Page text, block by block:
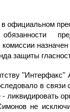
официальном
комиссии
защиты
в связи
ликвидировать
не